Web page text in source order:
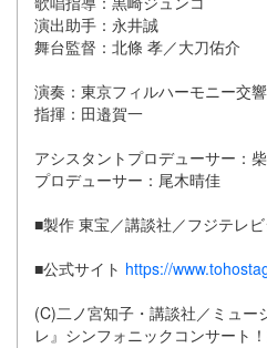
演出助手：永井誠
舞台監督：北條 孝／大刀佑介
演奏：東京フィルハーモニー交
指揮：田邉賀一
アシスタントプロデューサー：
プロデューサー：尾木晴佳
■製作 東宝／講談社／フジテレ
■公式サイト https://
(C)二ノ宮知子・講談社／ミュー
レ』シンフォニックコンサート